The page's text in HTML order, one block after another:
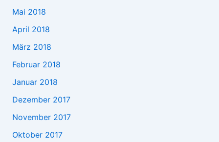
Mai 2018
April 2018
März 2018
Februar 2018
Januar 2018
Dezember 2017
November 2017
Oktober 2017